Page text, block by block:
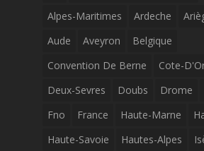
Alpes-Maritimes
Ardeche
Aude
Aveyron
Belgique
Convention De Berne
Cote-
Deux-Sevres
Doubs Drome
Fno
France Haute-Marne
Haute-Savoie
Hautes-Alpes